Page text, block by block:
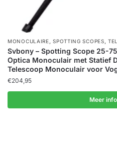
MONOCULAIRE,SPOTTING SCOPES,
Svbony – Spotting Scope 25-
Optica Monoculair met Statief
Telescoop Monoculair voor
€204,95
Meer